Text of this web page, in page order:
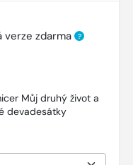
zdarma ?
Můj druhý život a
devadesátky